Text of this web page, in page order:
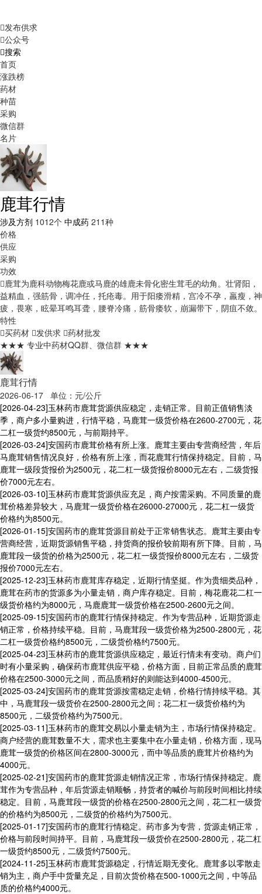
发布供求
公众号
搜索
首页
涨跌榜
药材
种苗
采购
微信群
名片
鹿茸行情
涉及方剂 1012个 中成药 211种
价格
供应
采购
功效
鹿茸为鹿科动物梅花鹿或马鹿的雄鹿未骨化密生茸毛的幼角。壮肾阳，
益精血，强筋骨，调冲任，托疮毒。用于阳痿滑精，宫冷不孕，羸瘦，神
疲，畏寒，眩晕耳鸣耳聋，腰脊冷痛，筋骨痿软，崩漏带下，阴疽不敛。
特性
买药材 发供求 药材批发
★★★ 专业中药材QQ群、微信群 ★★★
鹿茸行情
2026-06-17 单位：元/公斤
[2026-04-23]玉林药市鹿茸货源供应稳定，走销正常。目前正值销售淡
季，商户多小量购进，行情平稳，马鹿茸一级货价格在2600-2700元，花
二杠一级货约8500元，与前期持平。
[2026-03-24]安国药市鹿茸价格有所上涨。鹿茸主要由专营商经营，年后
马鹿茸销售情况良好，价格有所上涨，而花鹿茸行情保持稳定。目前，马
鹿茸一级段货报价为2500元，花二杠一级货报价8000元左右，二级货报
价7000元左右。
[2026-03-10]玉林药市鹿茸货源供应充足，商户按需采购。不同质量的鹿
茸价格差异较大，马鹿茸一级货价格在26000-27000元，花二杠一级货
价格约为8500元。
[2026-01-15]安国药市的鹿茸货源目前处于正常销售状态。鹿茸主要由专
营商经营，近期货源销售平稳，持货商的报价较前期有所下降。目前，马
鹿茸段一级货的价格为2500元，花二杠一级货报价8000元左右，二级货
报价7000元左右。
[2025-12-23]玉林药市鹿茸库存稳定，近期行情坚挺。作为贵细类品种，
鹿茸在药市的货源多为小量走销，商户库存稳定。目前，梅花鹿花二杠一
级货价格约为8000元，马鹿鹿茸一级货价格在2500-2600元之间。
[2025-09-15]安国药市的鹿茸行情保持稳定。作为专营品种，近期货源走
销正常，价格持续平稳。目前，马鹿茸段一级货价格为2500-2800元，花
二杠一级货价格约8500元，二级货价格约7500元。
[2025-04-23]玉林药市的鹿茸货源供应稳定，最近行情未有变动。商户们
时有小量采购，确保药市鹿茸供应平稳，价格方面，目前正常品质的鹿茸
价格在2500-3000元之间，而品质稍好的则能达到4000-4500元。
[2025-03-24]安国药市的鹿茸货源按需稳定走销，价格行情持续平稳。其
中，马鹿茸段一级货价在2500-2800元之间；花二杠一级货价格约为
8500元，二级货价格约为7500元。
[2025-03-11]玉林药市的鹿茸交易以小量走销为主，市场行情保持稳定。
商户经营的鹿茸数量不大，需求也主要集中在小量走销，价格方面，现马
鹿茸一级货的价格区间在2800-3000元，而中等品质的鹿茸片价格约为
4000元。
[2025-02-21]安国药市的鹿茸货源走销情况正常，市场行情保持稳定。鹿
茸作为专营品种，年后货源走销顺畅，持货者的喊价与前段时间相比持续
稳定。目前，马鹿茸段一级货的价格在2500-2800元之间，花二杠一级货
的价格约为8500元，二级货的价格约为7500元。
[2025-01-17]安国药市的鹿茸行情稳定。药市多为专营，货源走销正常，
价格与前段时间持平。目前，马鹿茸段一级货价在2500-2800元，花二杠
一级货约8500元，二级货约7500元。
[2024-11-25]玉林药市鹿茸货源稳定，行情近期无变化。鹿茸多以零散走
销为主，商户手中货量充足，目前次货价格在500-1000元之间，中等品
质的价格约4000元。